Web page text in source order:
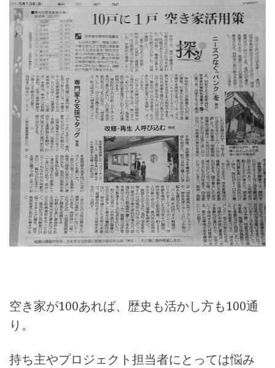
空き家が100あれば、歴史も活かし方も100通
り。
持ち主やプロジェクト担当者にとっては悩み